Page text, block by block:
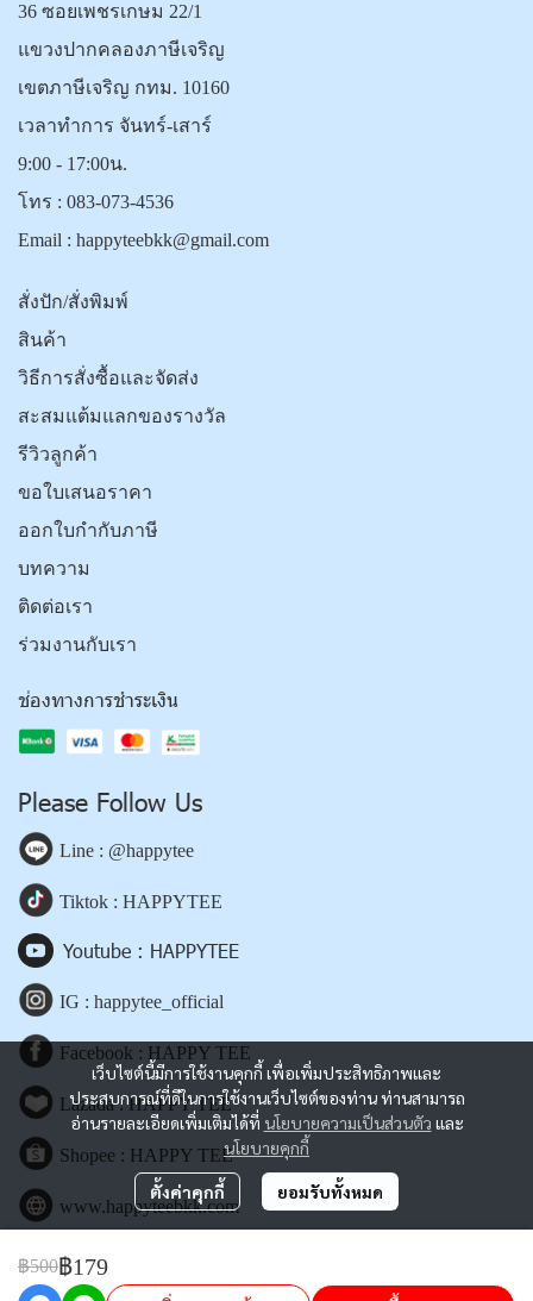
฿500฿179
เว็บไซต์นี้มีการใช้งานคุกกี้ เพื่อเพิ่มประสิทธิภาพและ
ประสบการณ์ที่ดีในการใช้งานเว็บไซต์ของท่าน ท่านสามารถ
อ่านรายละเอียดเพิ่มเติมได้ที่ นโยบายความเป็นส่วนตัว และ
นโยบายคุกกี้
ตั้งค่าคุกกี้ ยอมรับทั้งหมด
36 ซอยเพชรเกษม 22/1
แขวงปากคลองภาษีเจริญ
เขตภาษีเจริญ กทม. 10160
เวลาทำการ จันทร์-เสาร์
9:00 - 17:00น.
โทร : 083-073-4536
Email : happyteebkk@gmail.com
สั่งปัก/สั่งพิมพ์
สินค้า
วิธีการสั่งซื้อและจัดส่ง
สะสมแต้มแลกของรางวัล
รีวิวลูกค้า
ขอใบเสนอราคา
ออกใบกำกับภาษี
บทความ
ติดต่อเรา
ร่วมงานกับเรา
ช่องทางการชำระเงิน
Please Follow Us
Line : @happytee
Tiktok : HAPPYTEE
Youtube : HAPPYTEE
IG : happytee_official
Facebook : HAPPY TEE
Lazada : HAPPY TEE
Shopee : HAPPY TEE
www.happyteebkk.com
Copyright | All Rights Reserved | Powered by happyteebkk.com